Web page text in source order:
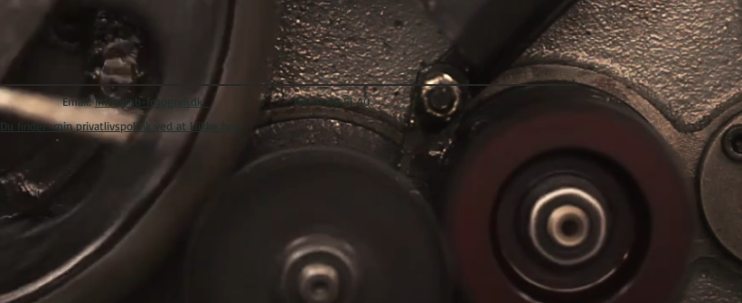
Email:info@mb-fotografi.dk Tel: 31 40 51 40
Du finder min privatlivspolitik ved at klikke her